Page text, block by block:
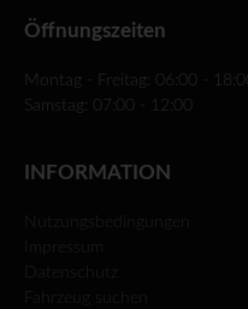
Öffnungszeiten
Montag - Freitag: 06:00 - 18:00
Samstag: 07:00 - 12:00
INFORMATION
Nutzungsbedingungen
Fahrzeug suchen